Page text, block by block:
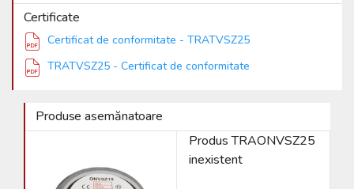
Certificate
Certificat de conformitate - TRATVSZ25
TRATVSZ25 - Certificat de conformitate
Produse asemănatoare
Produs TRAONVSZ25
inexistent